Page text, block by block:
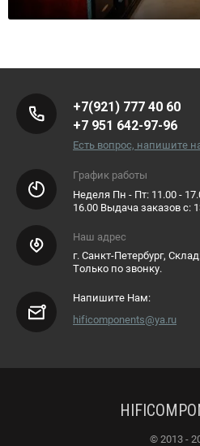
+7(921) 777 40 60
+7 951 642-97-96
Есть вопрос, напишите
График работы
Неделя Пн - Пт: 11.00 -
16.00 Выдача заказов с:
Наш адрес
г. Санкт-Петербург,
Только по звонку.
Напишите Нам:
hificomponents@ya.ru
© 2013 -